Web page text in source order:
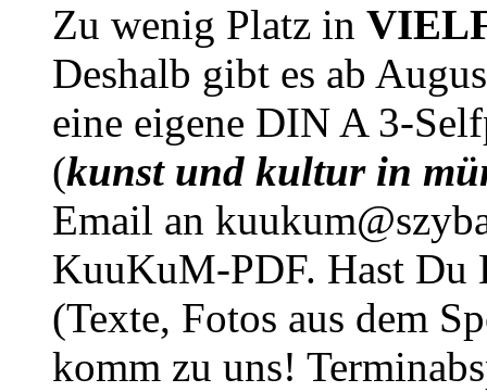
Zu wenig Platz in
Deshalb gibt es ab
eine eigene DIN A 3-
(kunst und kultur in
Email an
KuuKuM-PDF. Hast Du
(Texte, Fotos aus dem
komm zu uns!